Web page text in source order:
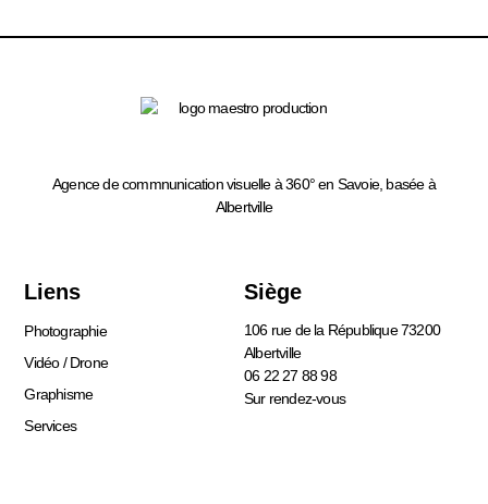
Agence de commnunication visuelle à 360° en Savoie, basée à
Albertville
Liens
Photographie
Vidéo / Drone
Graphisme
Services
Siège
106 rue de la République 73200
Albertville
06 22 27 88 98
Sur rendez-vous